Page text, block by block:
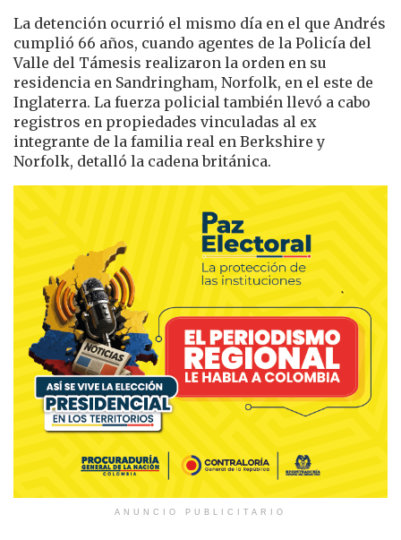
La detención ocurrió el mismo día en el que Andrés
cumplió 66 años, cuando agentes de la Policía del
Valle del Támesis realizaron la orden en su
residencia en Sandringham, Norfolk, en el este de
Inglaterra. La fuerza policial también llevó a cabo
registros en propiedades vinculadas al ex
integrante de la familia real en Berkshire y
Norfolk, detalló la cadena británica.
ANUNCIO PUBLICITARIO